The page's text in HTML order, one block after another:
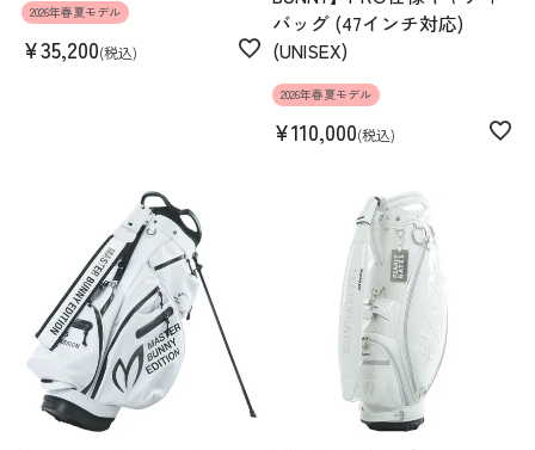
2026年春夏モデル
¥35,200 税込
バッグ (47インチ対応)
(UNISEX)
2026年春夏モデル
¥110,000 税込